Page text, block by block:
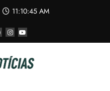
11:10:46 AM